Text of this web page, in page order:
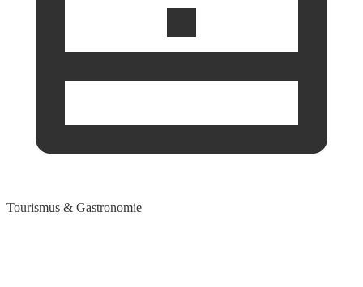
Tourismus & Gastronomie